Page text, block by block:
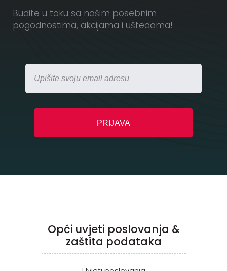
Budite u toku sa našim posebnim
pogodnostima, akcijama i uštedama!
Opći uvjeti poslovanja &
zaštita podataka